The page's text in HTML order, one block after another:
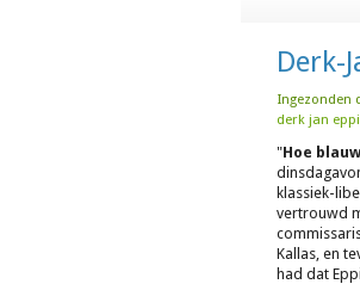
Derk-
Ingezonden
derk jan
"Hoe
klassiek-
vertrouwd
Kallas, en
had dat